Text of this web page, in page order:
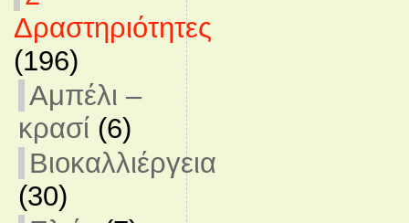
Δραστηριότητες
(196)
Αμπέλι –
κρασί (6)
Βιοκαλλιέργεια
(30)